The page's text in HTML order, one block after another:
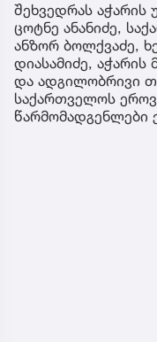
შეხვედრას აჭარის
ცოტნე ანანიძე,
ანზორ ბოლქვაძე,
დიასამიძე, აჭარის
და ადგილობრივი
საქართველოს
წარმომადგენლები